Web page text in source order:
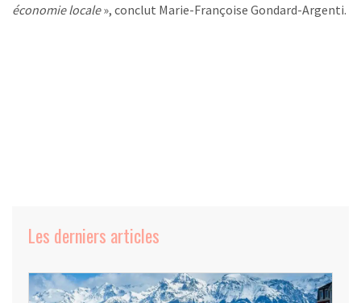
économie locale», conclut Marie-Françoise Gondard-Argenti.
Les derniers articles